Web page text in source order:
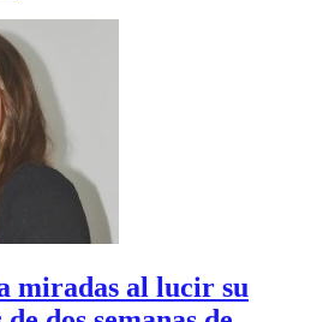
miradas al lucir su